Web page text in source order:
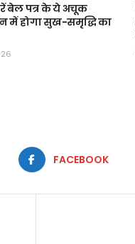
बेल पत्र के ये अचूक
में होगा सुख-समृद्धि का
FACEBOOK